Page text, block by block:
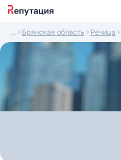
Брянская область Речица